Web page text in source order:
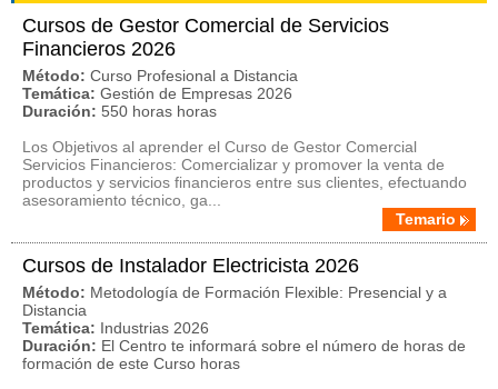
Cursos de Gestor Comercial de Servicios
Financieros 2026
Método: Curso Profesional a Distancia
Temática: Gestión de Empresas 2026
Duración: 550 horas horas
Los Objetivos al aprender el Curso de Gestor Comercial
Servicios Financieros: Comercializar y promover la venta de
productos y servicios financieros entre sus clientes, efectuando
asesoramiento técnico, ga...
Temario
Cursos de Instalador Electricista 2026
Método: Metodología de Formación Flexible: Presencial y a
Distancia
Temática: Industrias 2026
Duración: El Centro te informará sobre el número de horas de
formación de este Curso horas